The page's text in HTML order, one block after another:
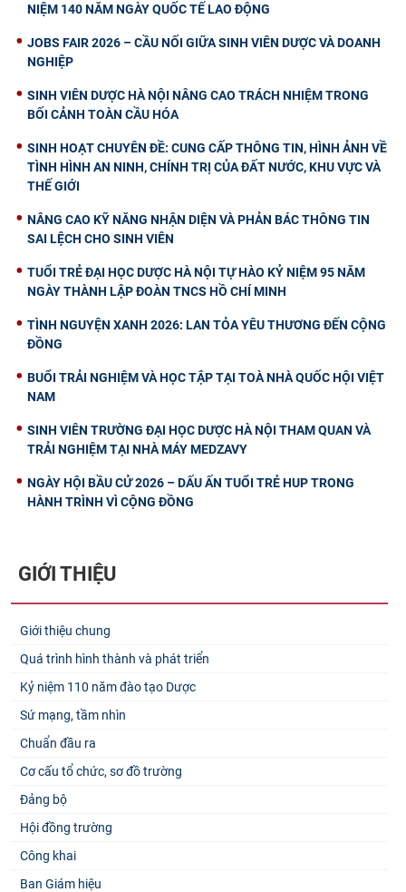
NIỆM 140 NĂM NGÀY QUỐC TẾ LAO ĐỘNG
JOBS FAIR 2026 – CẦU NỐI GIỮA SINH VIÊN DƯỢC VÀ DOANH
NGHIỆP
SINH VIÊN DƯỢC HÀ NỘI NÂNG CAO TRÁCH NHIỆM TRONG
BỐI CẢNH TOÀN CẦU HÓA
SINH HOẠT CHUYÊN ĐỀ: CUNG CẤP THÔNG TIN, HÌNH ẢNH VỀ
TÌNH HÌNH AN NINH, CHÍNH TRỊ CỦA ĐẤT NƯỚC, KHU VỰC VÀ
THẾ GIỚI
NÂNG CAO KỸ NĂNG NHẬN DIỆN VÀ PHẢN BÁC THÔNG TIN
SAI LỆCH CHO SINH VIÊN
TUỔI TRẺ ĐẠI HỌC DƯỢC HÀ NỘI TỰ HÀO KỶ NIỆM 95 NĂM
NGÀY THÀNH LẬP ĐOÀN TNCS HỒ CHÍ MINH
TÌNH NGUYỆN XANH 2026: LAN TỎA YÊU THƯƠNG ĐẾN CỘNG
ĐỒNG
BUỔI TRẢI NGHIỆM VÀ HỌC TẬP TẠI TOÀ NHÀ QUỐC HỘI VIỆT
NAM
SINH VIÊN TRƯỜNG ĐẠI HỌC DƯỢC HÀ NỘI THAM QUAN VÀ
TRẢI NGHIỆM TẠI NHÀ MÁY MEDZAVY
NGÀY HỘI BẦU CỬ 2026 – DẤU ẤN TUỔI TRẺ HUP TRONG
HÀNH TRÌNH VÌ CỘNG ĐỒNG
GIỚI THIỆU
Giới thiệu chung
Quá trình hình thành và phát triển
Kỷ niệm 110 năm đào tạo Dược
Sứ mạng, tầm nhìn
Chuẩn đầu ra
Cơ cấu tổ chức, sơ đồ trường
Đảng bộ
Hội đồng trường
Công khai
Ban Giám hiệu